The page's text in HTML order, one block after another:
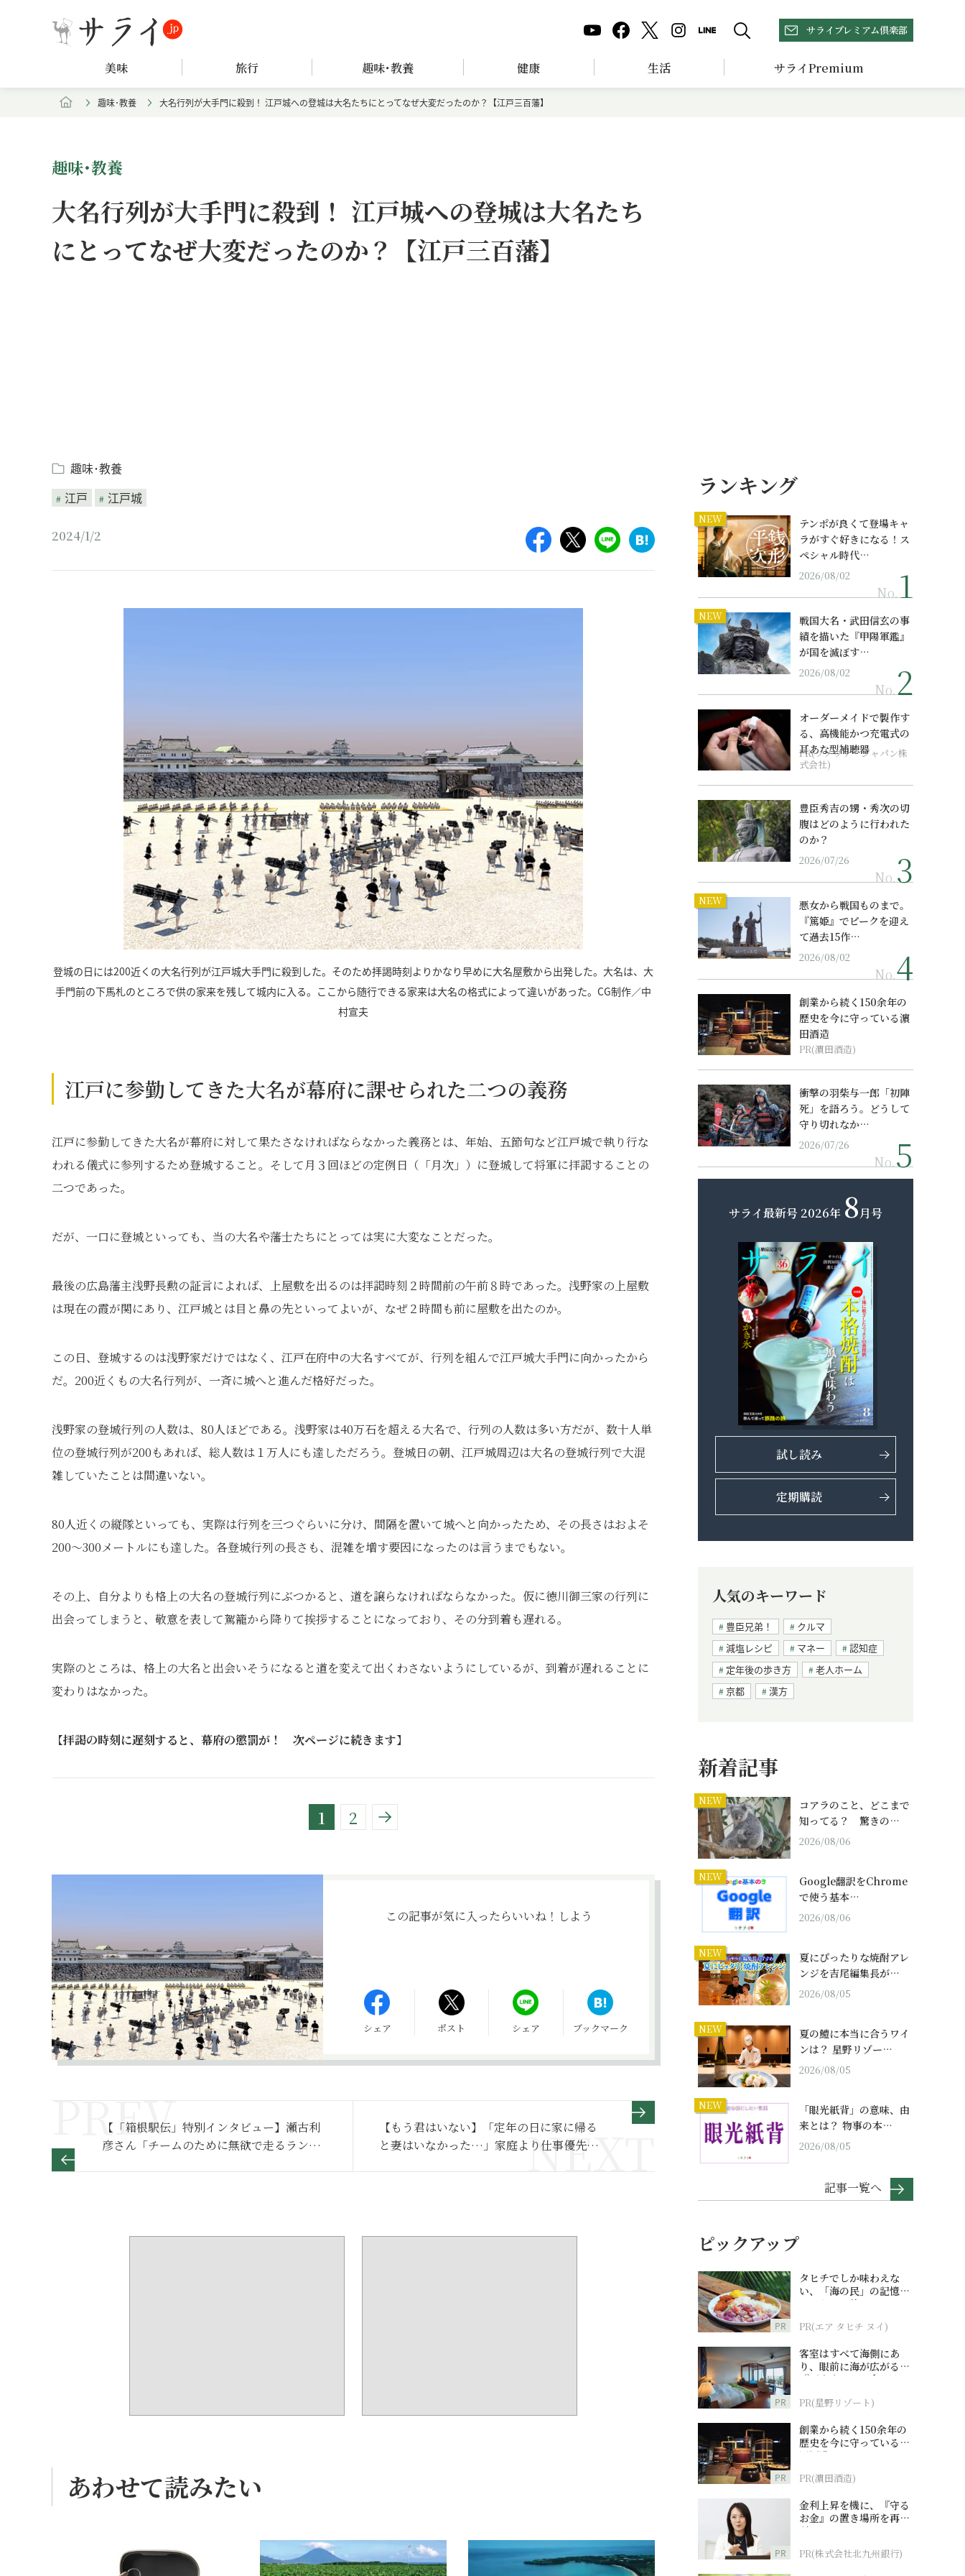
サライプレミアム倶楽部
美味 旅行 趣味･教養 健康 生活 サライPremium
趣味･教養 大名行列が大手門に殺到！ 江戸城への登城は大名たちにとってなぜ大変だったのか？【江戸三百藩】
趣味･教養
大名行列が大手門に殺到！ 江戸城への登城は大名たち
にとってなぜ大変だったのか？【江戸三百藩】
趣味･教養
江戸
江戸城
2024/1/2
登城の日には200近くの大名行列が江戸城大手門に殺到した。そのため拝謁時刻よりかなり早めに大名屋敷から出発した。大名は、大
手門前の下馬札のところで供の家来を残して城内に入る。ここから随行できる家来は大名の格式によって違いがあった。CG制作／中
村宣夫
江戸に参勤してきた大名が幕府に課せられた二つの義務
江戸に参勤してきた大名が幕府に対して果たさなければならなかった義務とは、年始、五節句など江戸城で執り行な
われる儀式に参列するため登城すること。そして月３回ほどの定例日（「月次」）に登城して将軍に拝謁することの
二つであった。
だが、一口に登城といっても、当の大名や藩士たちにとっては実に大変なことだった。
最後の広島藩主浅野長勲の証言によれば、上屋敷を出るのは拝謁時刻２時間前の午前８時であった。浅野家の上屋敷
は現在の霞が関にあり、江戸城とは目と鼻の先といってよいが、なぜ２時間も前に屋敷を出たのか。
この日、登城するのは浅野家だけではなく、江戸在府中の大名すべてが、行列を組んで江戸城大手門に向かったから
だ。200近くもの大名行列が、一斉に城へと進んだ格好だった。
浅野家の登城行列の人数は、80人ほどである。浅野家は40万石を超える大名で、行列の人数は多い方だが、数十人単
位の登城行列が200もあれば、総人数は１万人にも達しただろう。登城日の朝、江戸城周辺は大名の登城行列で大混
雑していたことは間違いない。
80人近くの縦隊といっても、実際は行列を三つぐらいに分け、間隔を置いて城へと向かったため、その長さはおよそ
200〜300メートルにも達した。各登城行列の長さも、混雑を増す要因になったのは言うまでもない。
その上、自分よりも格上の大名の登城行列にぶつかると、道を譲らなければならなかった。仮に徳川御三家の行列に
出会ってしまうと、敬意を表して駕籠から降りて挨拶することになっており、その分到着も遅れる。
実際のところは、格上の大名と出会いそうになると道を変えて出くわさないようにしているが、到着が遅れることに
変わりはなかった。
【拝謁の時刻に遅刻すると、幕府の懲罰が！ 次ページに続きます】
1 2
この記事が気に入ったらいいね！しよう
シェア ポスト シェア ブックマーク
【「箱根駅伝」特別インタビュー】瀬古利
彦さん「チームのために無欲で走るランナ
【もう君はいない】「定年の日に家に帰る
と妻はいなかった…」家庭より仕事優先だ
あわせて読みたい
ランキング
NEW
テンポが良くて登場キャ
ラがすぐ好きになる！ス
ペシャル時代…
2026/08/02
No.
NEW
戦国大名・武田信玄の事
績を描いた『甲陽軍鑑』
が国を滅ぼす…
2026/08/02
No.
オーダーメイドで製作す
る、高機能かつ充電式の
耳あな型補聴器
PR(ソノヴァ・ジャパン株
式会社)
豊臣秀吉の甥・秀次の切
腹はどのように行われた
のか？
2026/07/26
No.
NEW
悪女から戦国ものまで。
『篤姫』でピークを迎え
て過去15作…
2026/08/02
No.
創業から続く150余年の
歴史を今に守っている濵
田酒造
PR(濵田酒造)
衝撃の羽柴与一郎「初陣
死」を語ろう。どうして
守り切れなか…
2026/07/26
No.
サライ最新号 2026年 8月号
試し読み
定期購読
人気のキーワード
豊臣兄弟！
クルマ
減塩レシピ
マネー
認知症
定年後の歩き方
老人ホーム
京都
漢方
新着記事
NEW
コアラのこと、どこまで
知ってる？ 驚きの…
2026/08/06
NEW
Google翻訳をChrome
で使う基本…
2026/08/06
NEW
夏にぴったりな焼酎アレ
ンジを吉尾編集長が…
2026/08/05
NEW
夏の鱧に本当に合うワイ
ンは？ 星野リゾー…
2026/08/05
NEW
「眼光紙背」の意味、由
来とは？ 物事の本…
2026/08/05
記事一覧へ
ピックアップ
PR
タヒチでしか味わえな
い、「海の民」の記憶へ
とつながる旅
PR(エア タヒチ ヌイ)
PR
客室はすべて海側にあ
り、眼前に海が広がる
『西表島ホテル by 星野
PR(星野リゾート)
PR
創業から続く150余年の
歴史を今に守っている濵
田酒造
PR(濵田酒造)
PR
金利上昇を機に、『守る
お金』の置き場所を再検
討
PR(株式会社北九州銀行)